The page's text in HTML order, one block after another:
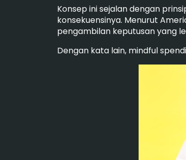
Konsep ini sejalan dengan
konsekuensinya. Menurut
pengambilan keputusan yang
Dengan kata lain, mindful